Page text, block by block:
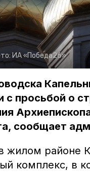
ИА «Победа26»
просьбой о
сообщает
районе
комплекс, в